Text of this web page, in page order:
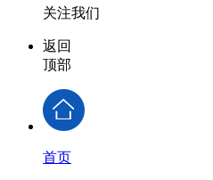
关注我们
返回
顶部
首页